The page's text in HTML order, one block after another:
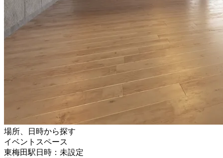
場所、日時から探す
イベントスペース
東梅田駅日時：未設定